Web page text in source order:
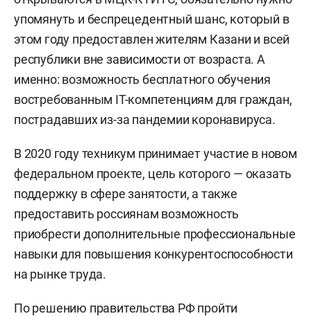
упомянуть и беспрецедентный шанс, который в
этом году предоставлен жителям Казани и всей
республики вне зависимости от возраста. А
именно: возможность бесплатного обучения
востребованным IT-компетенциям для граждан,
пострадавших из-за пандемии коронавируса.
В 2020 году техникум принимает участие в новом
федеральном проекте, цель которого — оказать
поддержку в сфере занятости, а также
предоставить россиянам возможность
приобрести дополнительные профессиональные
навыки для повышения конкурентоспособности
на рынке труда.
По решению правительства РФ пройти